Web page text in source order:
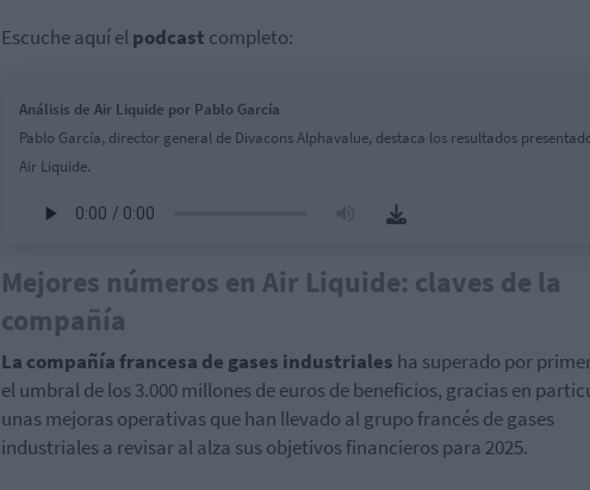
Escuche aquí elpodcast completo:
Análisis de Air Liquide por Pablo García
Pablo García, director general de Divacons Alphavalue, destaca los resultados
Air Liquide.
Mejores números en Air Liquide: claves de la
compañía
La compañía francesa de gases industriales ha superado por
el umbral de los 3.000 millones de euros de beneficios, gracias en
unas mejoras operativas que han llevado al grupo francés de gases
industriales a revisar al alza sus objetivos financieros para 2025.